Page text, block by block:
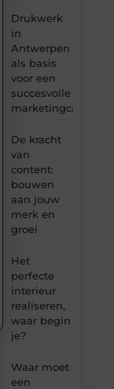
Drukwerk
in
Antwerpen
als basis
voor een
succesvolle
De kracht
van
content:
bouwen
aan jouw
merk en
groei
Het
perfecte
interieur
realiseren,
waar begin
je?
Waar moet
een